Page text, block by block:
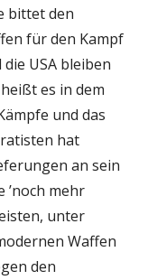
bittet den
für den Kampf
USA bleiben
es in dem
und das
hat
an sein
’noch mehr
unter
Waffen
den